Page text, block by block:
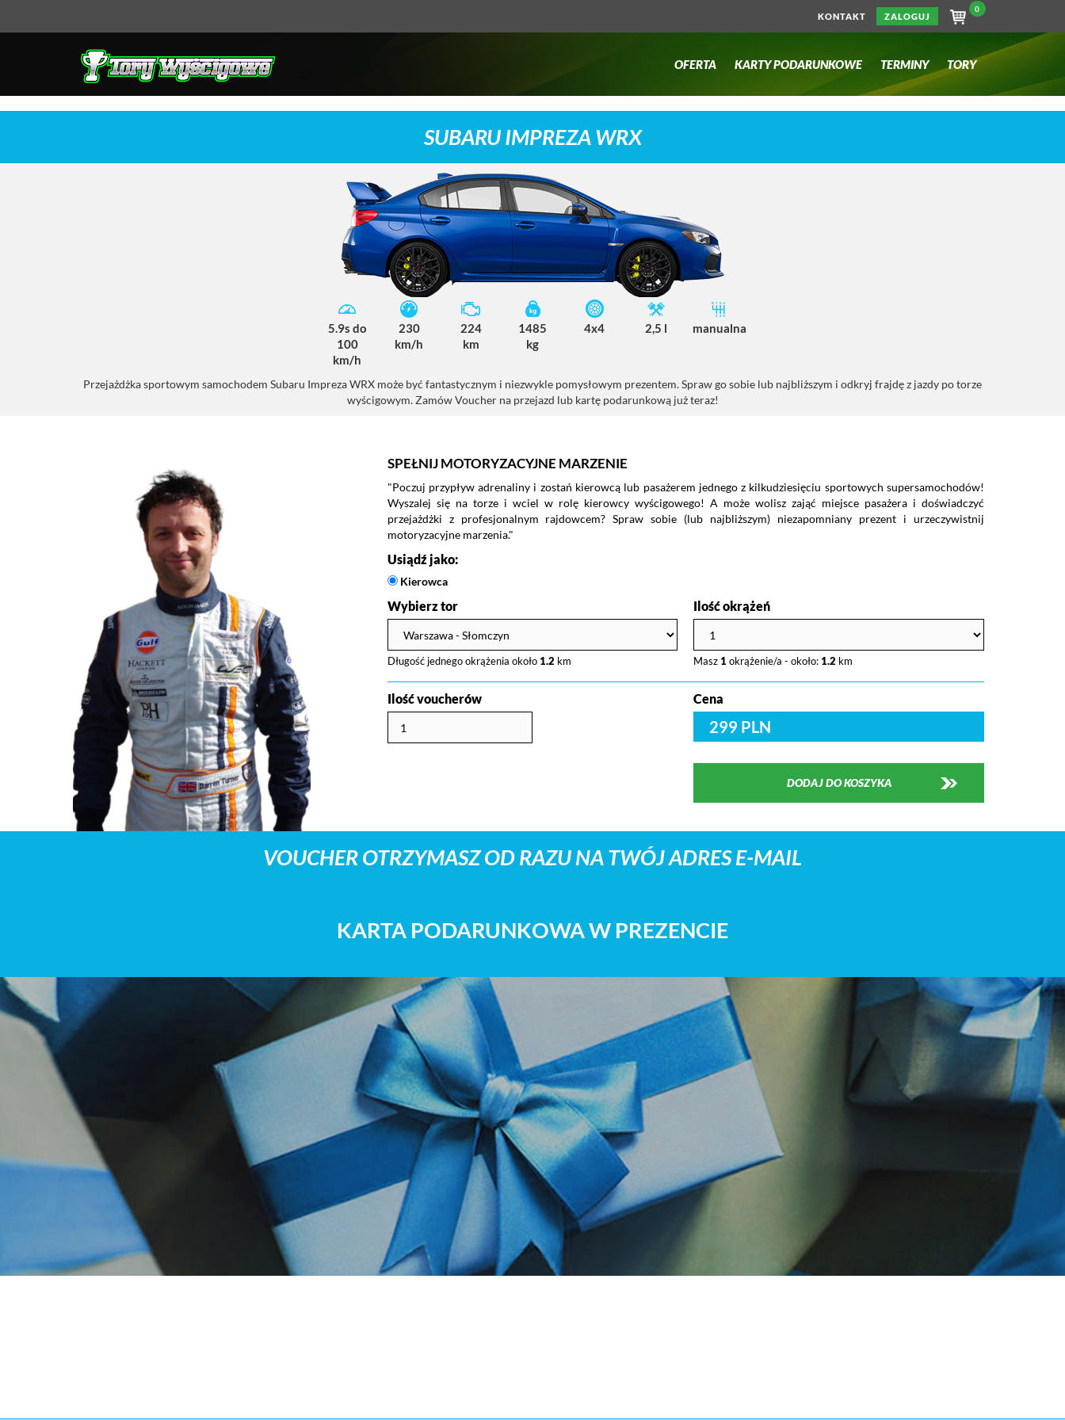
KONTAKT ZALOGUJ
0
OFERTA KARTY PODARUNKOWE TERMINY TORY
SUBARU IMPREZA WRX
5.9s do
100
km/h
230
km/h
224
km
1485
kg
4x4 2,5 l manualna
Przejażdżka sportowym samochodem Subaru Impreza WRX może być fantastycznym i niezwykle pomysłowym prezentem. Spraw go sobie lub najbliższym i odkryj frajdę z jazdy po torze
wyścigowym. Zamów Voucher na przejazd lub kartę podarunkową już teraz!
SPEŁNIJ MOTORYZACYJNE MARZENIE
"Poczuj przypływ adrenaliny i zostań kierowcą lub pasażerem jednego z kilkudziesięciu sportowych supersamochodów!
Wyszalej się na torze i wciel w rolę kierowcy wyścigowego! A może wolisz zająć miejsce pasażera i doświadczyć
przejażdżki z profesjonalnym rajdowcem? Spraw sobie (lub najbliższym) niezapomniany prezent i urzeczywistnij
motoryzacyjne marzenia."
Usiądź jako:
Kierowca
Wybierz tor
Długość jednego okrążenia około 1.2 km
Ilość okrążeń
Masz 1 okrążenie/a - około: 1.2 km
Ilość voucherów Cena
299 PLN
DODAJ DO KOSZYKA
VOUCHER OTRZYMASZ OD RAZU NA TWÓJ ADRES E-MAIL
KARTA PODARUNKOWA W PREZENCIE